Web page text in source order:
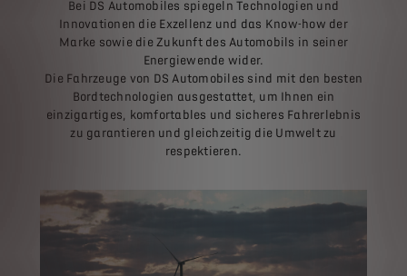
Bei DS Automobiles spiegeln Technologien und
Innovationen die Exzellenz und das Know-how der
Marke sowie die Zukunft des Automobils in seiner
Energiewende wider.
Die Fahrzeuge von DS Automobiles sind mit den besten
Bordtechnologien ausgestattet, um Ihnen ein
einzigartiges, komfortables und sicheres Fahrerlebnis
zu garantieren und gleichzeitig die Umwelt zu
respektieren.